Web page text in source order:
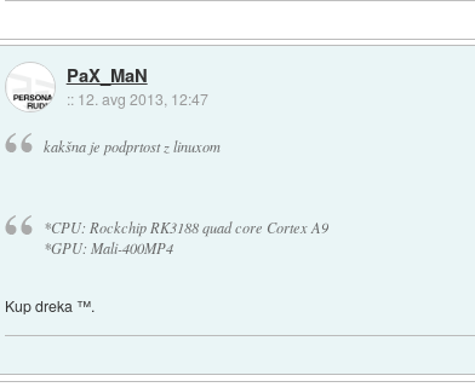
PaX_MaN
:: 12. avg 2013, 12:47
kakšna je podprtost z linuxom
*CPU: Rockchip RK3188 quad core Cortex A9
*GPU: Mali-400MP4
Kup dreka ™.